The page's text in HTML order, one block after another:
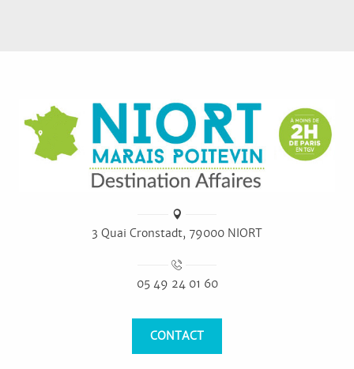
3 Quai Cronstadt, 79000 NIORT
05 49 24 01 60
CONTACT